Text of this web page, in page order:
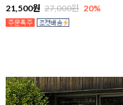
21,500원 27,000원 20%